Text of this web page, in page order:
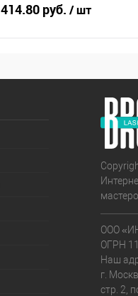
414.80 руб. / шт
ООО
ОГРН
Наш
г.
стр. 2,